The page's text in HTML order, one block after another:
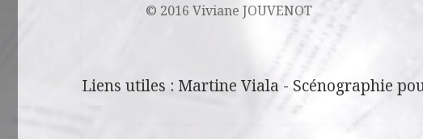
© 2016 Viviane JOUVENOT
Liens utiles : Martine Viala - Scénographie